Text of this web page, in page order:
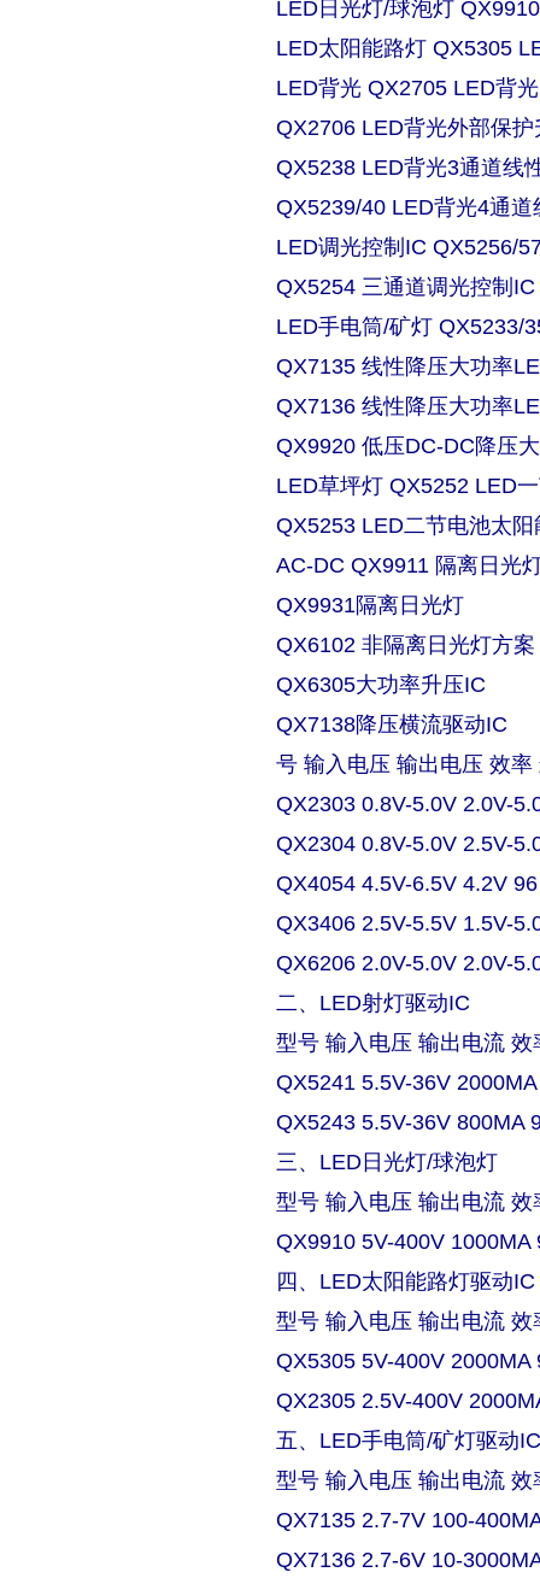
LED日光灯/球泡灯
LED太阳能路灯 QX5305
LED背光 QX2705 LED背
QX2706 LED背光外部保
QX5238 LED背光3通道线
QX5239/40 LED背光4通
LED调光控制IC QX5256/
QX5254 三通道调光控制
LED手电筒/矿灯 QX5233/
QX7135 线性降压大功率
QX7136 线性降压大功率
QX9920 低压DC-DC降压
LED草坪灯 QX5252 LED
QX5253 LED二节电池太
AC-DC QX9911 隔离日光
QX9931隔离日光灯
QX6102 非隔离日光灯方案
QX6305大功率升压IC
QX7138降压横流驱动IC
号 输入电压 输出电压 效率
QX2303 0.8V-5.0V 2.0V-
QX2304 0.8V-5.0V 2.5V-
QX4054 4.5V-6.5V 4.2V
QX3406 2.5V-5.5V 1.5V-
QX6206 2.0V-5.0V 2.0V-
二、LED射灯驱动IC
型号 输入电压 输出电流 效
QX5241 5.5V-36V
QX5243 5.5V-36V 800MA
三、LED日光灯/球泡灯
型号 输入电压 输出电流 效
QX9910 5V-400V 1000MA
四、LED太阳能路灯驱动IC
型号 输入电压 输出电流 效
QX5305 5V-400V 2000MA
QX2305 2.5V-400V
五、LED手电筒/矿灯驱动
型号 输入电压 输出电流 效
QX7135 2.7-7V 100-
QX7136 2.7-6V 10-